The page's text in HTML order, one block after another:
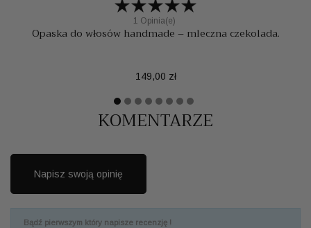
1 Opinia(e)
Opaska do włosów handmade – mleczna czekolada.
Cena
149,00 zł
KOMENTARZE
Napisz swoją opinię
Bądź pierwszym który napisze recenzję !